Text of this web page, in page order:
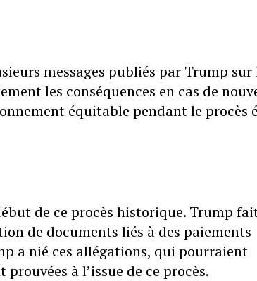
messages publiés par Trump sur
les conséquences en cas de
équitable pendant le procès
de ce procès historique. Trump
de documents liés à des paiements
a nié ces allégations, qui pourraient
à l’issue de ce procès.